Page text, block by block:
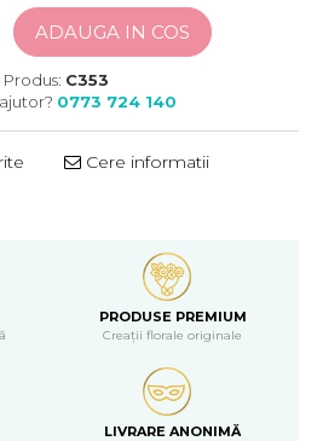
ADAUGA IN COS
C353
0773 724 140
Cere informatii
PRODUSE PREMIUM
Creații florale originale
LIVRARE ANONIMĂ